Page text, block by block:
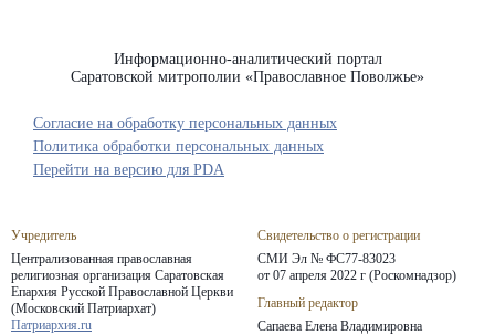
Информационно-аналитический портал
Саратовской митрополии «Православное Поволжье»
Учредитель
Централизованная православная
религиозная организация Саратовская
Епархия Русской Православной Церкви
(Московский Патриархат)
Патриархия.ru
Свидетельство о регистрации
СМИ Эл № ФС77-83023
от 07 апреля 2022 г (Роскомнадзор)
Главный редактор
Сапаева Елена Владимировна
Согласие на обработку персональных данных
Политика обработки персональных данных
Перейти на версию для PDA